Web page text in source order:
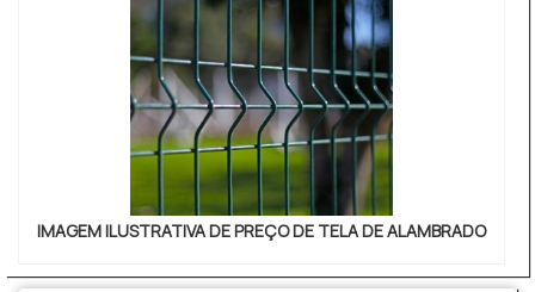
IMAGEM ILUSTRATIVA DE PREÇO DE TELA DE ALAMBRADO